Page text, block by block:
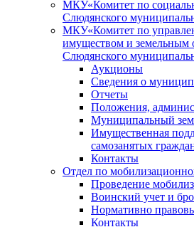
МКУ«Комитет по
Слюдянского
МКУ«Комитет по
имуществом и земельным
Слюдянского
Аукционы
Сведения о
Отчеты
Положения,
Муниципальный
Имущественная
самозанятых
Контакты
Отдел по
Проведение
Воинский учет и
Нормативно
Контакты